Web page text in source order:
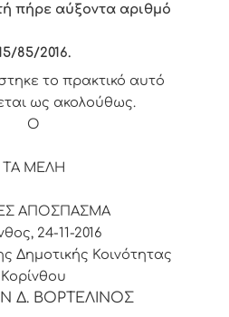
πήρε αύξοντα αριθμό
85/2016.
το πρακτικό αυτό
ως ακολούθως.
Ο
ΤΑ ΜΕΛΗ
ΑΠΟΣΠΑΣΜΑ
24-11-2016
Δημοτικής Κοινότητας
Κορίνθου
Δ. ΒΟΡΤΕΛΙΝΟΣ